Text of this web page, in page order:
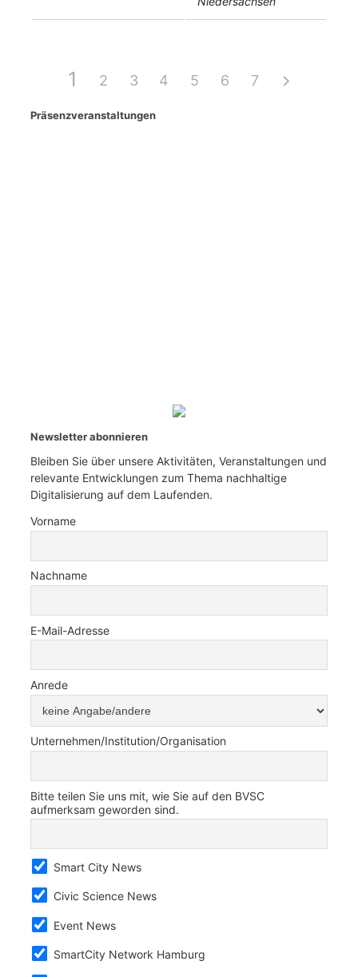
1 2 3 4 5 6 7
Präsenzveranstaltungen
Newsletter abonnieren
Bleiben Sie über unsere Aktivitäten, Veranstaltungen und
relevante Entwicklungen zum Thema nachhaltige
Digitalisierung auf dem Laufenden.
Vorname
Nachname
E-Mail-Adresse
Anrede
Unternehmen/Institution/Organisation
Bitte teilen Sie uns mit, wie Sie auf den BVSC
aufmerksam geworden sind.
Smart City News
Civic Science News
Event News
SmartCity Network Hamburg